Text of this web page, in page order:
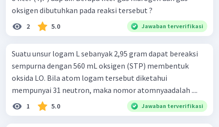
oksigen dibutuhkan pada reaksi tersebut ?
2 5.0 Jawaban terverifikasi
Suatu unsur logam L sebanyak 2,95 gram dapat bereaksi
sempurna dengan 560 mL oksigen (STP) membentuk
oksida LO. Bila atom logam tersebut diketahui
mempunyai 31 neutron, maka nomor atomnyaadalah ....
1 5.0 Jawaban terverifikasi